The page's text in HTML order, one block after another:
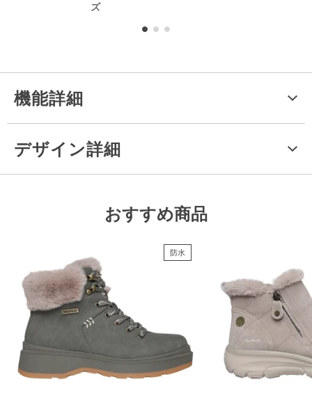
ズ
機能詳細
デザイン詳細
おすすめ商品
防水